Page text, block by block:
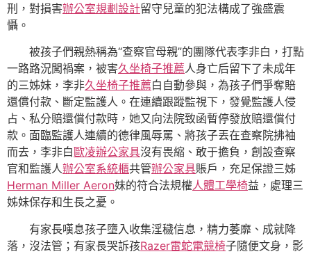
刑，對損害辦公室規劃設計留守兒童的犯法構成了強盛震
懾。
被孩子們親熱稱為“查察官母親”的團隊代表李非白，打點
一路路況闖禍案，被害久坐椅子推薦人身亡后留下了未成年
的三姊妹，李非久坐椅子推薦白自動參與，為孩子們爭奪賠
還償付款、斷定監護人。在連續跟蹤監視下，發覺監護人侵
占、私分賠還償付款時，她又向法院致函暫停發放賠還償付
款。面臨監護人連續的德律風辱罵、將孩子丟在查察院拂袖
而去，李非白歐凌辦公家具沒有畏縮、敢于擔負，創設查察
官和監護人辦公室系統櫃共管辦公家具賬戶，充足保證三姊
Herman Miller Aeron妹的符合法規權人體工學椅益，處理三
姊妹保存和生長之憂。
有家長嘆息孩子墮入收集淫穢信息，精力萎靡、成就降
落，沒法管；有家長哭訴孩Razer雷蛇電競椅子隨便文身，影